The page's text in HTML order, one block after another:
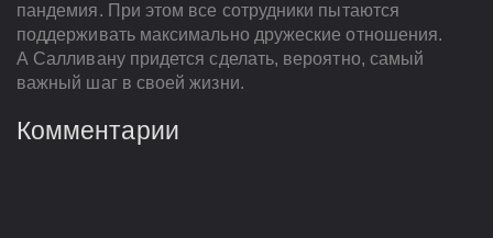
пандемия. При этом все сотрудники пытаются
поддерживать максимально дружеские отношения.
А Салливану придется сделать, вероятно, самый
важный шаг в своей жизни.
Комментарии